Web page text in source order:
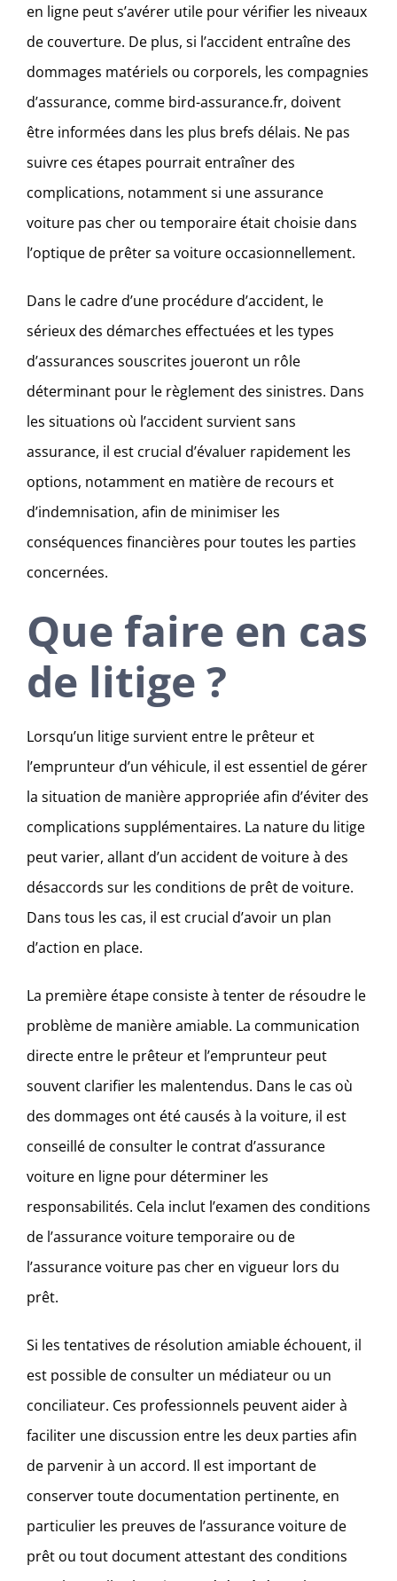
en ligne peut s’avérer utile pour vérifier les niveaux
de couverture. De plus, si l’accident entraîne des
dommages matériels ou corporels, les compagnies
d’assurance, comme bird-assurance.fr, doivent
être informées dans les plus brefs délais. Ne pas
suivre ces étapes pourrait entraîner des
complications, notamment si une assurance
voiture pas cher ou temporaire était choisie dans
l’optique de prêter sa voiture occasionnellement.
Dans le cadre d’une procédure d’accident, le
sérieux des démarches effectuées et les types
d’assurances souscrites joueront un rôle
déterminant pour le règlement des sinistres. Dans
les situations où l’accident survient sans
assurance, il est crucial d’évaluer rapidement les
options, notamment en matière de recours et
d’indemnisation, afin de minimiser les
conséquences financières pour toutes les parties
concernées.
Que faire en cas
de litige ?
Lorsqu’un litige survient entre le prêteur et
l’emprunteur d’un véhicule, il est essentiel de gérer
la situation de manière appropriée afin d’éviter des
complications supplémentaires. La nature du litige
peut varier, allant d’un accident de voiture à des
désaccords sur les conditions de prêt de voiture.
Dans tous les cas, il est crucial d’avoir un plan
d’action en place.
La première étape consiste à tenter de résoudre le
problème de manière amiable. La communication
directe entre le prêteur et l’emprunteur peut
souvent clarifier les malentendus. Dans le cas où
des dommages ont été causés à la voiture, il est
conseillé de consulter le contrat d’assurance
voiture en ligne pour déterminer les
responsabilités. Cela inclut l’examen des conditions
de l’assurance voiture temporaire ou de
l’assurance voiture pas cher en vigueur lors du
prêt.
Si les tentatives de résolution amiable échouent, il
est possible de consulter un médiateur ou un
conciliateur. Ces professionnels peuvent aider à
faciliter une discussion entre les deux parties afin
de parvenir à un accord. Il est important de
conserver toute documentation pertinente, en
particulier les preuves de l’assurance voiture de
prêt ou tout document attestant des conditions